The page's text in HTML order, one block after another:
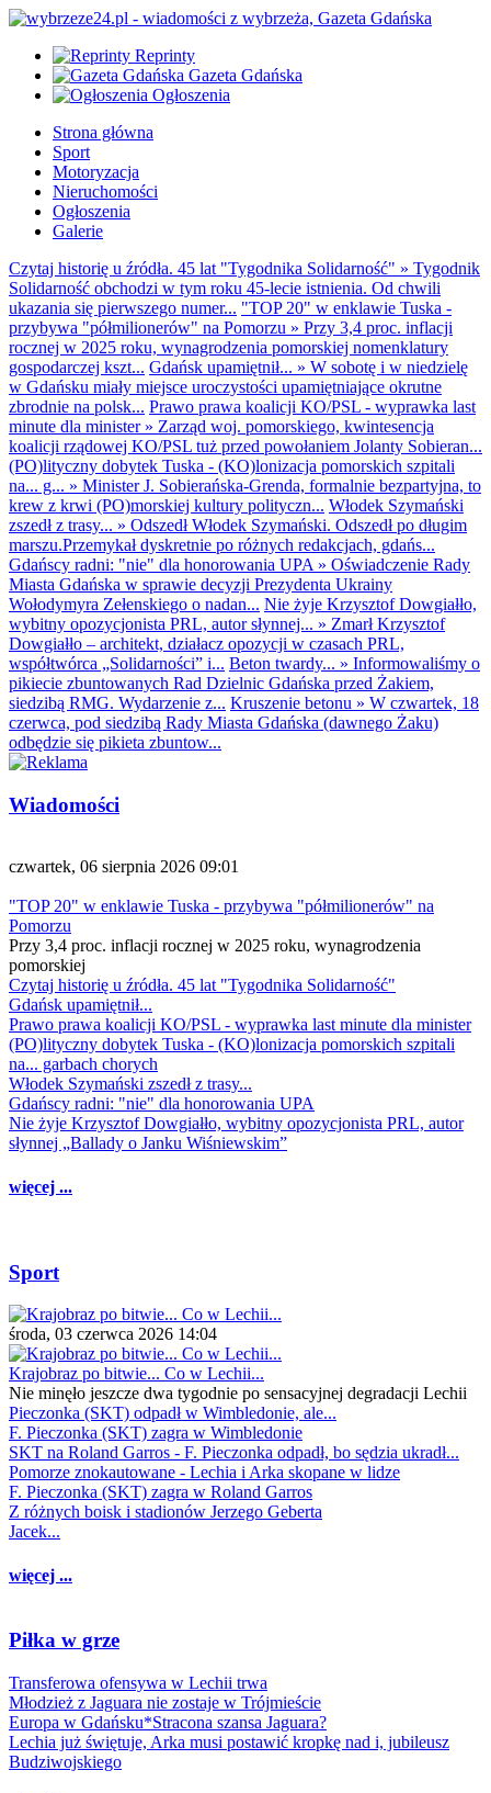
Reprinty
Gazeta Gdańska
Ogłoszenia
Strona główna
Sport
Motoryzacja
Nieruchomości
Ogłoszenia
Galerie
Czytaj historię u źródła. 45 lat "Tygodnika Solidarność" » Tygodnik
Solidarność obchodzi w tym roku 45-lecie istnienia. Od chwili
ukazania się pierwszego numer... "TOP 20" w enklawie Tuska -
przybywa "półmilionerów" na Pomorzu » Przy 3,4 proc. inflacji
rocznej w 2025 roku, wynagrodzenia pomorskiej nomenklatury
gospodarczej kszt... Gdańsk upamiętnił... » W sobotę i w niedzielę
w Gdańsku miały miejsce uroczystości upamiętniające okrutne
zbrodnie na polsk... Prawo prawa koalicji KO/PSL - wyprawka last
minute dla minister» Zarząd woj. pomorskiego, kwintesencja
koalicji rządowej KO/PSL tuż przed powołaniem Jolanty Sobieran...
(PO)lityczny dobytek Tuska - (KO)lonizacja pomorskich szpitali
na... g... » Minister J. Sobierańska-Grenda, formalnie bezpartyjna, to
krew z krwi (PO)morskiej kultury polityczn... Włodek Szymański
zszedł z trasy... » Odszedł Włodek Szymański. Odszedł po długim
marszu.Przemykał dyskretnie po różnych redakcjach, gdańs...
Gdańscy radni: "nie" dla honorowania UPA » Oświadczenie Rady
Miasta Gdańska w sprawie decyzji Prezydenta Ukrainy
Wołodymyra Zełenskiego o nadan... Nie żyje Krzysztof Dowgiałło,
wybitny opozycjonista PRL, autor słynnej... » Zmarł Krzysztof
Dowgiałło – architekt, działacz opozycji w czasach PRL,
współtwórca „Solidarności” i... Beton twardy... » Informowaliśmy o
pikiecie zbuntowanych Rad Dzielnic Gdańska przed Żakiem,
siedzibą RMG. Wydarzenie z... Kruszenie betonu » W czwartek, 18
czerwca, pod siedzibą Rady Miasta Gdańska (dawnego Żaku)
odbędzie się pikieta zbuntow...
Wiadomości
czwartek, 06 sierpnia 2026 09:01
"TOP 20" w enklawie Tuska - przybywa "półmilionerów" na
Pomorzu
Przy 3,4 proc. inflacji rocznej w 2025 roku, wynagrodzenia
pomorskiej
Czytaj historię u źródła. 45 lat "Tygodnika Solidarność"
Gdańsk upamiętnił...
Prawo prawa koalicji KO/PSL - wyprawka last minute dla minister
(PO)lityczny dobytek Tuska - (KO)lonizacja pomorskich szpitali
na... garbach chorych
Włodek Szymański zszedł z trasy...
Gdańscy radni: "nie" dla honorowania UPA
Nie żyje Krzysztof Dowgiałło, wybitny opozycjonista PRL, autor
słynnej „Ballady o Janku Wiśniewskim”
więcej ...
Sport
środa, 03 czerwca 2026 14:04
Krajobraz po bitwie... Co w Lechii...
Nie minęło jeszcze dwa tygodnie po sensacyjnej degradacji Lechii
Pieczonka (SKT) odpadł w Wimbledonie, ale...
F. Pieczonka (SKT) zagra w Wimbledonie
SKT na Roland Garros - F. Pieczonka odpadł, bo sędzia ukradł...
Pomorze znokautowane - Lechia i Arka skopane w lidze
F. Pieczonka (SKT) zagra w Roland Garros
Z różnych boisk i stadionów Jerzego Geberta
Jacek...
więcej ...
Piłka w grze
Transferowa ofensywa w Lechii trwa
Młodzież z Jaguara nie zostaje w Trójmieście
Europa w Gdańsku*Stracona szansa Jaguara?
Lechia już świętuje, Arka musi postawić kropkę nad i, jubileusz
Budziwojskiego